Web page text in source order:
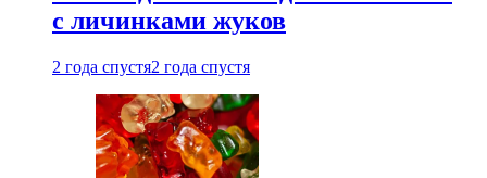
с личинками жуков
2 года спустя2 года спустя